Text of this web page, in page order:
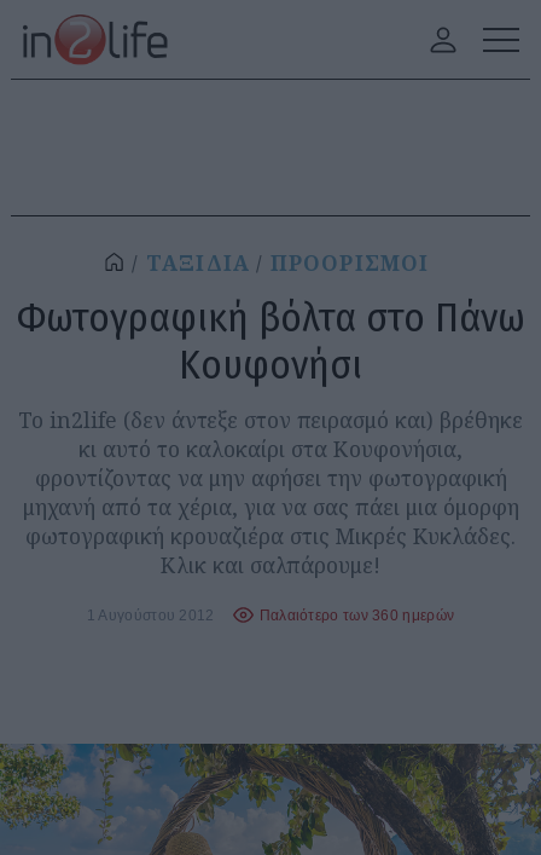
ΤΑΞΙΔΙΑ ΠΡΟΟΡΙΣΜΟΙ
Φωτογραφική βόλτα στο Πάνω
Κουφονήσι
Το in2life (δεν άντεξε στον πειρασμό και) βρέθηκε
κι αυτό το καλοκαίρι στα Κουφονήσια,
φροντίζοντας να μην αφήσει την φωτογραφική
μηχανή από τα χέρια, για να σας πάει μια όμορφη
φωτογραφική κρουαζιέρα στις Μικρές Κυκλάδες.
Κλικ και σαλπάρουμε!
1 Αυγούστου 2012 Παλαιότερο των 360 ημερών